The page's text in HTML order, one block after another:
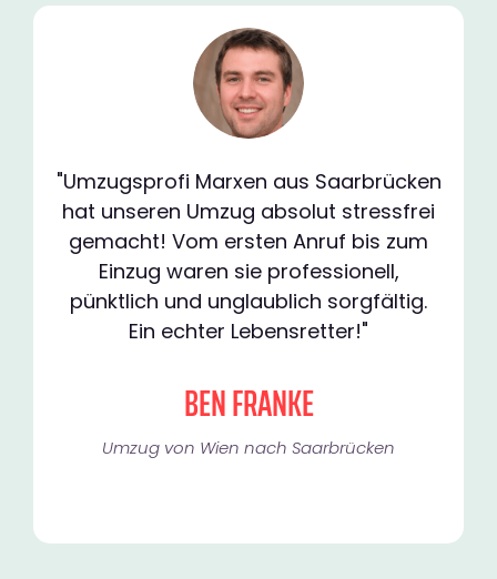
"Umzugsprofi Marxen aus Saarbrücken
hat unseren Umzug absolut stressfrei
gemacht! Vom ersten Anruf bis zum
Einzug waren sie professionell,
pünktlich und unglaublich sorgfältig.
Ein echter Lebensretter!"
BEN FRANKE
Umzug von Wien nach Saarbrücken